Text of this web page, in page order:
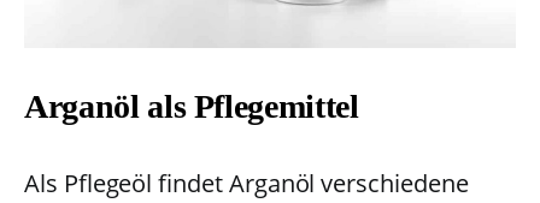
Arganöl als Pflegemittel
Als Pflegeöl findet Arganöl verschiedene